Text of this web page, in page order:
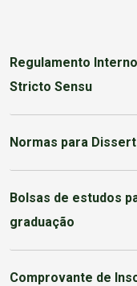
Regulamento
Stricto Sensu
Normas para
Bolsas de estudos
graduação
Comprovante de